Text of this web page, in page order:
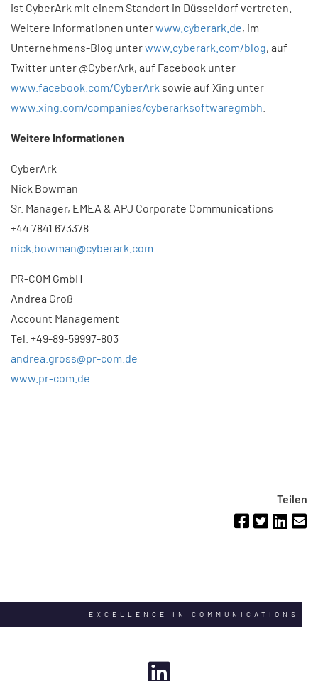
ist CyberArk mit einem Standort in Düsseldorf vertreten.
Weitere Informationen unterwww.cyberark.de, im
Unternehmens-Blog unterwww.cyberark.com/blog, auf
Twitter unter @CyberArk, auf Facebook unter
www.facebook.com/CyberArk sowie auf Xing unter
www.xing.com/companies/cyberarksoftwaregmbh
Weitere Informationen
CyberArk
Nick Bowman
Sr. Manager, EMEA & APJ Corporate Communications
+44 7841 673378
nick.bowman@cyberark.com
​PR-COM GmbH
Andrea Groß
Account Management
Tel. +49-89-59997-803
andrea.gross@pr-com.de
www.pr-com.de
Teilen
EXCELLENCE IN COMMUNICATIONS